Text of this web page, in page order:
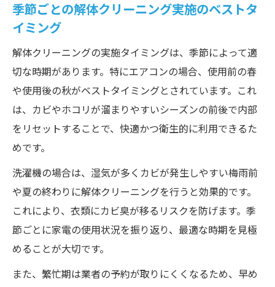
季節ごとの解体クリーニング実施のベストタ
イミング
解体クリーニングの実施タイミングは、季節によって適
切な時期があります。特にエアコンの場合、使用前の春
や使用後の秋がベストタイミングとされています。これ
は、カビやホコリが溜まりやすいシーズンの前後で内部
をリセットすることで、快適かつ衛生的に利用できるた
めです。
洗濯機の場合は、湿気が多くカビが発生しやすい梅雨前
や夏の終わりに解体クリーニングを行うと効果的です。
これにより、衣類にカビ臭が移るリスクを防げます。季
節ごとに家電の使用状況を振り返り、最適な時期を見極
めることが大切です。
また、繁忙期は業者の予約が取りにくくなるため、早め